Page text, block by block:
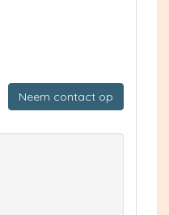
Neem contact op